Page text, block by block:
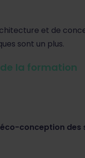
et de
sont un plus.
la formation
conception des